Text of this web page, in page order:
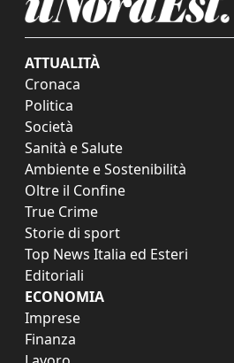
ATTUALITÀ
Cronaca
Politica
Società
Sanità e Salute
Ambiente e Sostenibilità
Oltre il Confine
True Crime
Storie di sport
Top News Italia ed Esteri
Editoriali
ECONOMIA
Imprese
Finanza